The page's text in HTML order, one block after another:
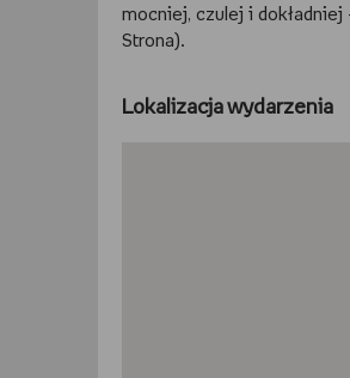
mocniej, czulej i dokładniej
Strona).
Lokalizacja wydarzenia